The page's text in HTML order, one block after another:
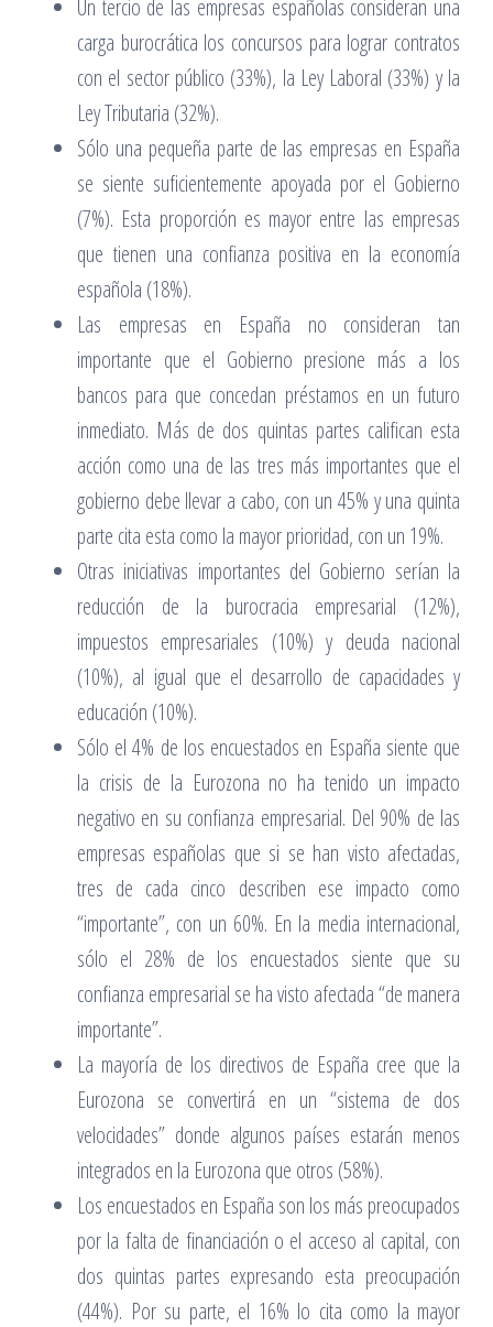
Un tercio de las empresas españolas consideran una
carga burocrática los concursos para lograr contratos
con el sector público (33%), la Ley Laboral (33%) y la
Ley Tributaria (32%).
Sólo una pequeña parte de las empresas en España
se siente suficientemente apoyada por el Gobierno
(7%). Esta proporción es mayor entre las empresas
que tienen una confianza positiva en la economía
española (18%).
Las empresas en España no consideran tan
importante que el Gobierno presione más a los
bancos para que concedan préstamos en un futuro
inmediato. Más de dos quintas partes califican esta
acción como una de las tres más importantes que el
gobierno debe llevar a cabo, con un 45% y una quinta
parte cita esta como la mayor prioridad, con un 19%.
Otras iniciativas importantes del Gobierno serían la
reducción de la burocracia empresarial (12%),
impuestos empresariales (10%) y deuda nacional
(10%), al igual que el desarrollo de capacidades y
educación (10%).
Sólo el 4% de los encuestados en España siente que
la crisis de la Eurozona no ha tenido un impacto
negativo en su confianza empresarial. Del 90% de las
empresas españolas que si se han visto afectadas,
tres de cada cinco describen ese impacto como
“importante”, con un 60%. En la media internacional,
sólo el 28% de los encuestados siente que su
confianza empresarial se ha visto afectada “de manera
importante”.
La mayoría de los directivos de España cree que la
Eurozona se convertirá en un “sistema de dos
velocidades” donde algunos países estarán menos
integrados en la Eurozona que otros (58%).
Los encuestados en España son los más preocupados
por la falta de financiación o el acceso al capital, con
dos quintas partes expresando esta preocupación
(44%). Por su parte, el 16% lo cita como la mayor